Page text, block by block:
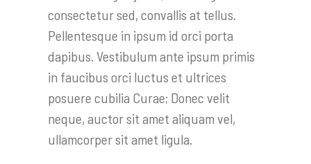
consectetur sed, convallis at tellus.
Pellentesque in ipsum id orci porta
dapibus. Vestibulum ante ipsum primis
in faucibus orci luctus et ultrices
posuere cubilia Curae; Donec velit
neque, auctor sit amet aliquam vel,
ullamcorper sit amet ligula.